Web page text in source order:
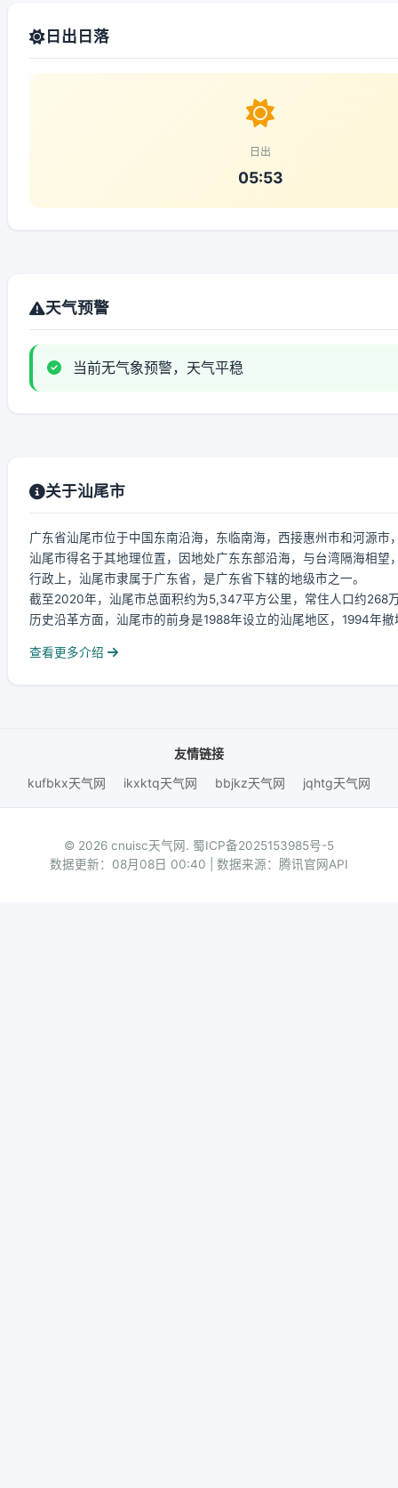
日出日落
日出
05:53
天气预警
当前无气象预警，天气平稳
关于汕尾市
广东省汕尾市位于中国东南沿海，东临南海，西接惠州市和河源市
汕尾市得名于其地理位置，因地处广东东部沿海，与台湾隔海相望
行政上，汕尾市隶属于广东省，是广东省下辖的地级市之一。
截至2020年，汕尾市总面积约为5,347平方公里，常住人口约268
历史沿革方面，汕尾市的前身是1988年设立的汕尾地区，1994年
查看更多介绍
友情链接
kufbkx天气网
ikxktq天气网 bbjkz天气网 jqhtg天气网
© 2026 cnuisc天气网. 蜀ICP备2025153985号-5
数据更新：08月08日 00:40 | 数据来源：腾讯官网API